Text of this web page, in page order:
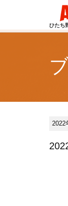
ひたち
2022